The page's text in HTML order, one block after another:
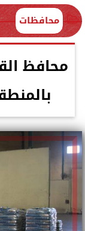
محافظات
محافظ